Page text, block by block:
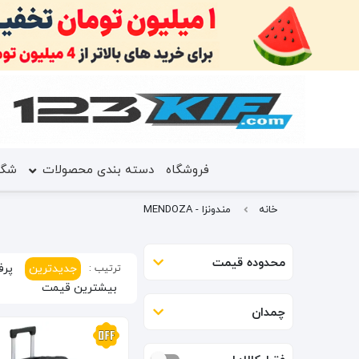
فروشگاه دسته بندی محصولات
خانه مندونزا - MENDOZA
ترتیب : جدیدترین
بیشترین قیمت
محدوده قیمت
چمدان